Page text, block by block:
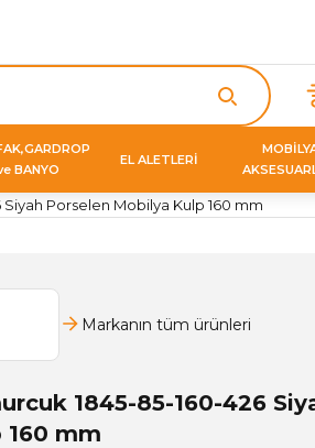
BANYO
EL ALETLERİ
Porselen Mobilya Kulp 160 mm
Markanın tüm ürünleri
1845-85-160-426
160 mm